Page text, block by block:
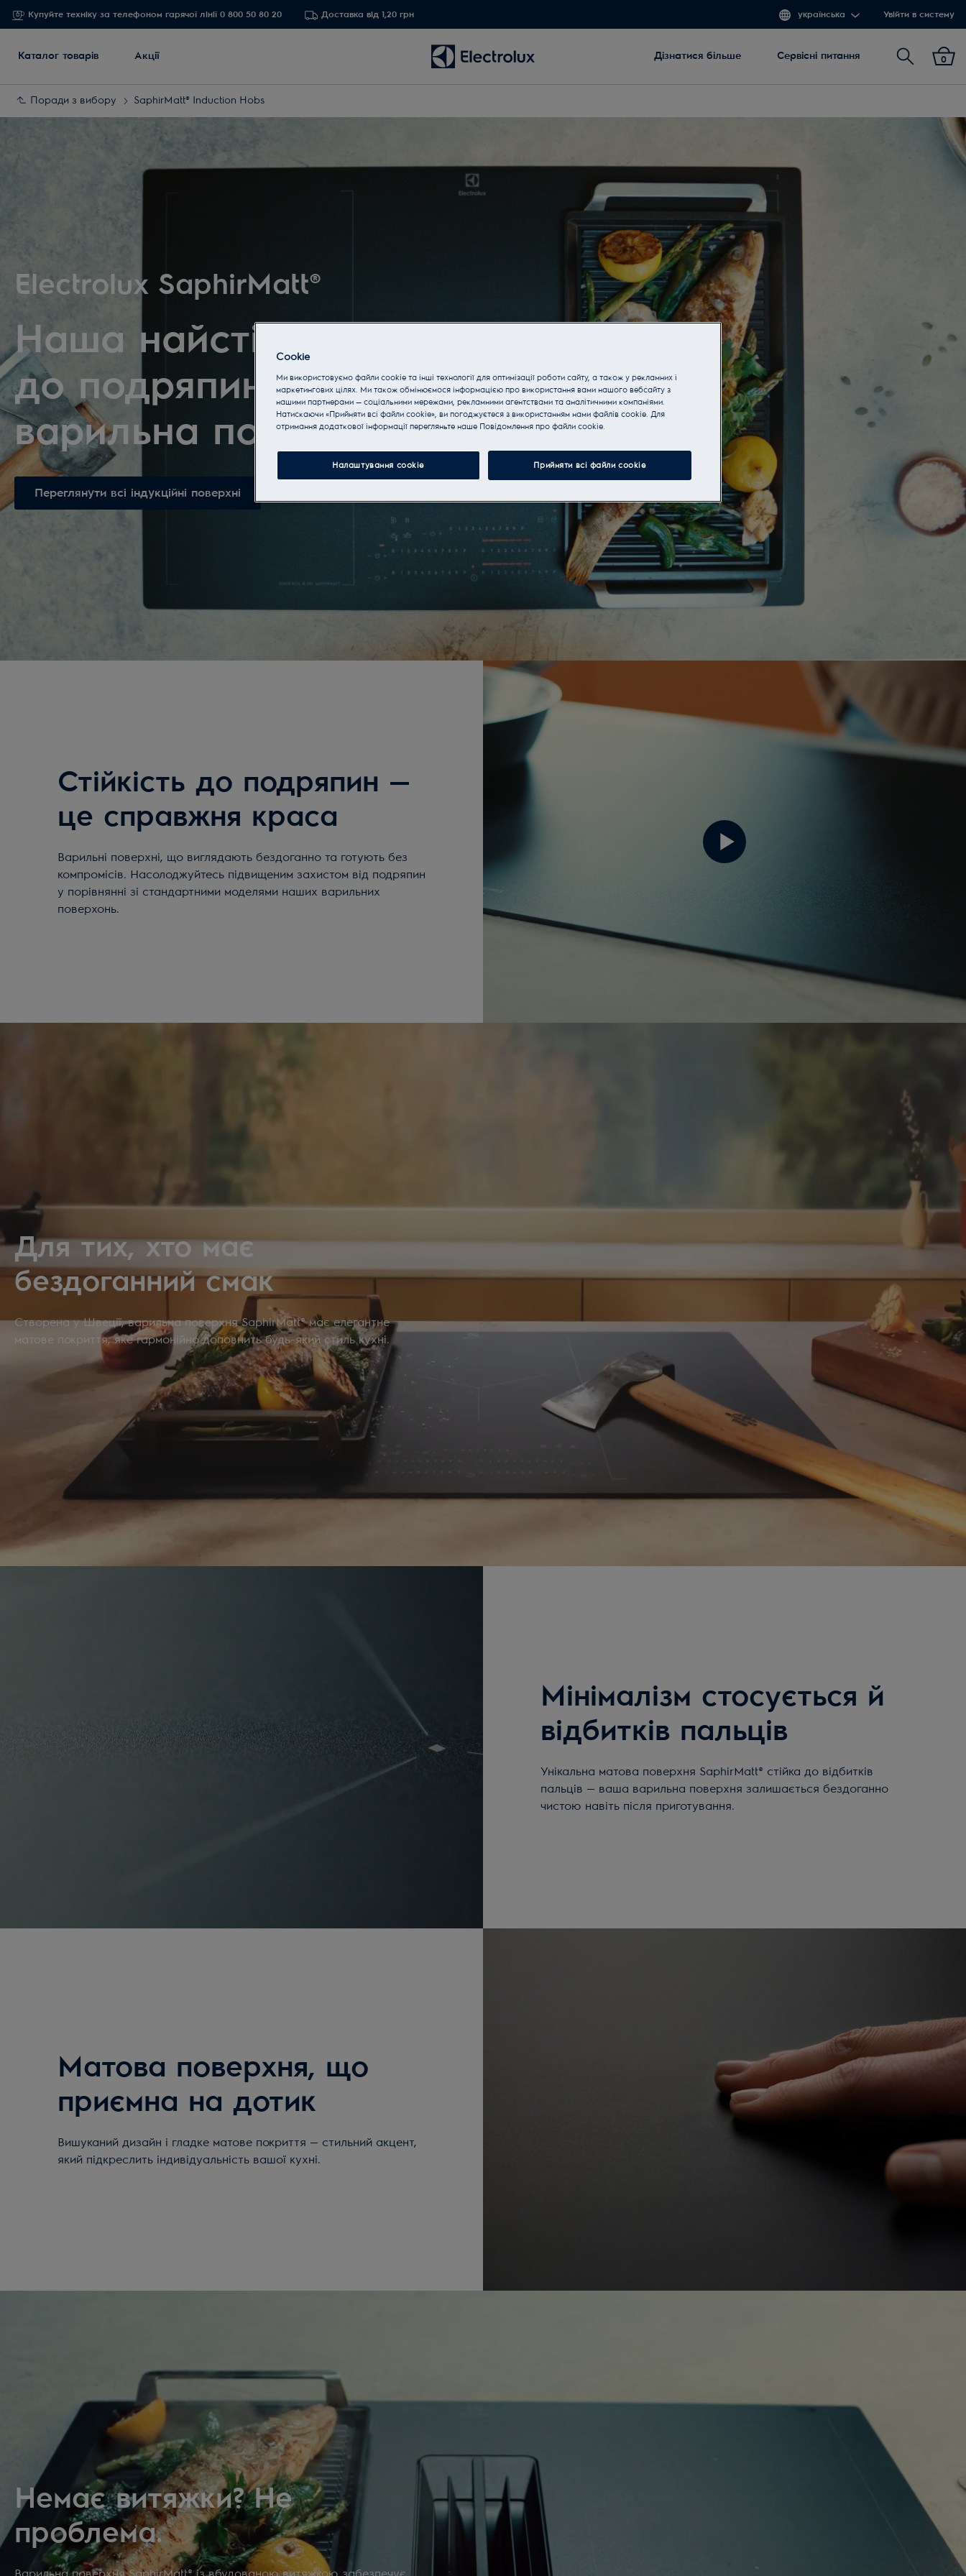
Купуйте техніку за телефоном гарячої лінії 0 800 50 80 20 Доставка від 1,20 грн українська Увійти в систему
Каталог товарів Акції Дізнатися більше Сервісні питання Пошук
0
Поради з вибору SaphirMatt® Induction Hobs
Electrolux SaphirMatt®
Наша найстійкіша
до подряпин
варильна поверхня
Переглянути всі індукційні поверхні
Стійкість до подряпин —
це справжня краса
Варильні поверхні, що виглядають бездоганно та готують без
компромісів. Насолоджуйтесь підвищеним захистом від подряпин
у порівнянні зі стандартними моделями наших варильних
поверхонь.
Для тих, хто має
бездоганний смак
Створена у Швеції, варильна поверхня SaphirMatt® має елегантне
матове покриття, яке гармонійно доповнить будь-який стиль кухні.
Мінімалізм стосується й
відбитків пальців
Унікальна матова поверхня SaphirMatt® стійка до відбитків
пальців — ваша варильна поверхня залишається бездоганно
чистою навіть після приготування.
Матова поверхня, що
приємна на дотик
Вишуканий дизайн і гладке матове покриття — стильний акцент,
який підкреслить індивідуальність вашої кухні.
Немає витяжки? Не
проблема.
Варильна поверхня SaphirMatt® із вбудованою витяжкою забезпечує
Cookie
Ми використовуємо файли cookie та інші технології для оптимізації роботи сайту, а також у рекламних і
маркетингових цілях. Ми також обмінюємося інформацією про використання вами нашого вебсайту з
нашими партнерами — соціальними мережами, рекламними агентствами та аналітичними компаніями.
Натискаючи «Прийняти всі файли cookie», ви погоджуєтеся з використанням нами файлів cookie. Для
отримання додаткової інформації перегляньте наше Пoвідомлення прo файли cookie.
Налаштування cookie Прийняти всі файли сookie